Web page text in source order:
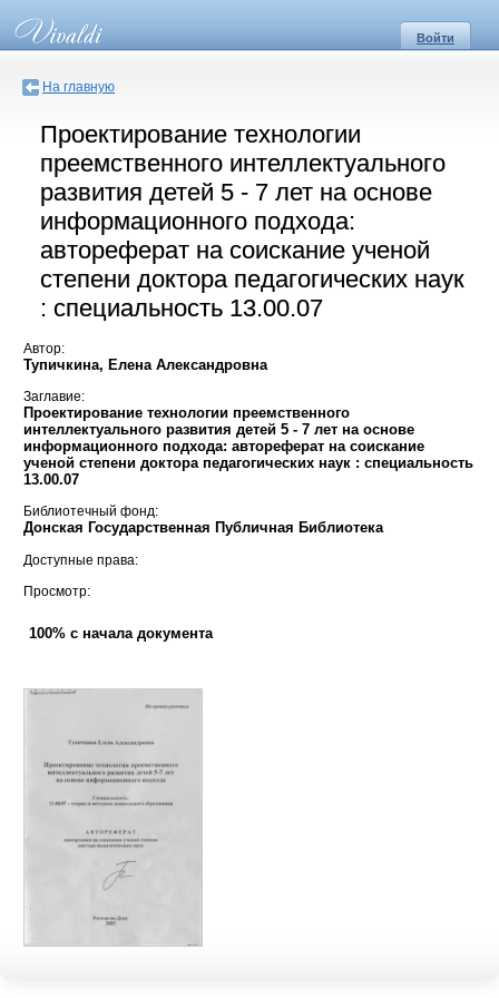
Войти
На главную
Проектирование технологии
преемственного интеллектуального
развития детей 5 - 7 лет на основе
информационного подхода:
автореферат на соискание ученой
степени доктора педагогических наук
: специальность 13.00.07
Автор:
Тупичкина, Елена Александровна
Заглавие:
Проектирование технологии преемственного
интеллектуального развития детей 5 - 7 лет на основе
информационного подхода: автореферат на соискание
ученой степени доктора педагогических наук : специальность
13.00.07
Библиотечный фонд:
Донская Государственная Публичная Библиотека
Доступные права:
Просмотр:
100% с начала документа